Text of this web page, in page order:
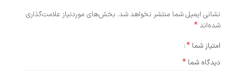
نشانی ایمیل شما منتشر نخواهد شد. بخش‌های موردنیاز علامت‌گذاری
شده‌اند*
امتیاز شما *
دیدگاه شما *